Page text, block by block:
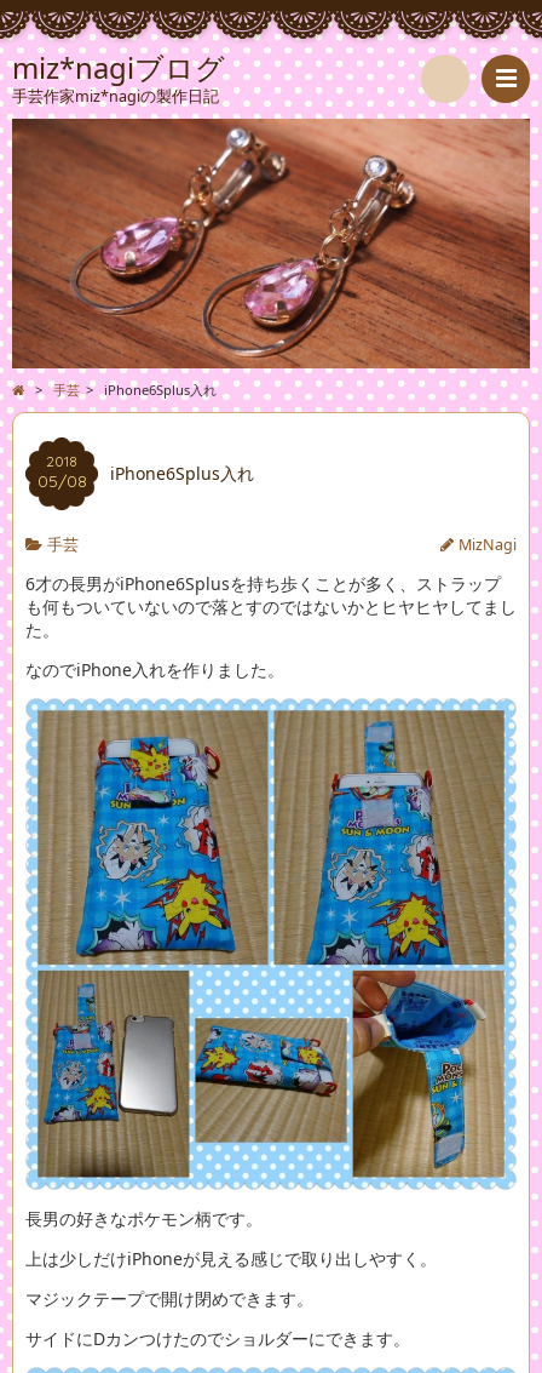
miz*nagiブログ
手芸作家miz*nagiの製作日記
検
索
> 手芸 > iPhone6Splus入れ
2018
05/08 iPhone6Splus入れ
手芸 MizNagi
6才の長男がiPhone6Splusを持ち歩くことが多く、ストラップ
も何もついていないので落とすのではないかとヒヤヒヤしてまし
た。
なのでiPhone入れを作りました。
長男の好きなポケモン柄です。
上は少しだけiPhoneが見える感じで取り出しやすく。
マジックテープで開け閉めできます。
サイドにDカンつけたのでショルダーにできます。